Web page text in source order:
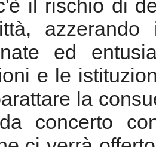
il rischio di
ed
e le
la
concerto